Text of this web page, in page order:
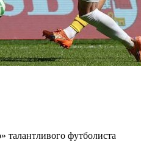
футболиста